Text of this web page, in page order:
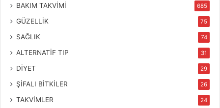
BAKIM TAKVİMİ 685
GÜZELLİK 75
SAĞLIK 74
ALTERNATİF TIP 31
DİYET 29
ŞİFALI BİTKİLER 26
TAKVİMLER 24